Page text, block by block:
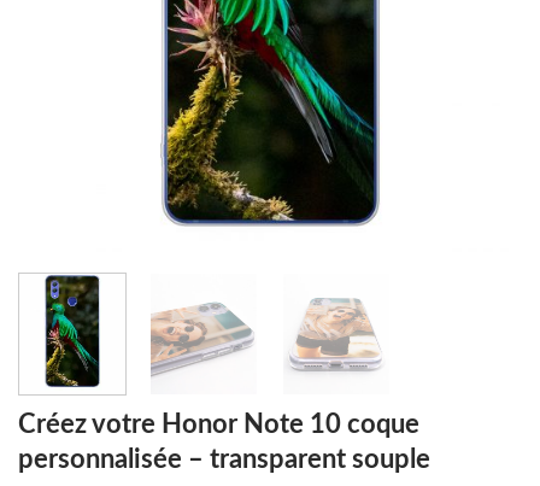
Créez votre Honor Note 10 coque
personnalisée – transparent souple